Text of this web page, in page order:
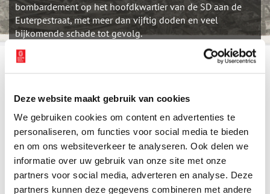
Deze website maakt gebruik van cookies
We gebruiken cookies om content en advertenties te
personaliseren, om functies voor social media te bieden
en om ons websiteverkeer te analyseren. Ook delen we
informatie over uw gebruik van onze site met onze
partners voor social media, adverteren en analyse. Deze
partners kunnen deze gegevens combineren met andere
bombardement op het hoofdkwartier van de SD aan de
Euterpestraat, met meer dan vijftig doden en veel
bijkomende schade tot gevolg.
In het oude gebouw van de Meisjes-HBS aan de Euterpestraat in
beruchte Sicherheitsdienst (SD) gevestigd. De Euterpestraat werd
hierdoor een begrip met een negatieve bijklank. Het was dan ook
een voor de hand liggend doelwit voor een geallieerd
bombardement op de hoofdstad. In november 1944 blies de
Britse luchtmacht (RAF) het gebouw op. Daarbij werd niet alleen
het gehate gebouw in de puin gelegd, maar was er sprake van
veel schade aan de omliggende panden. Meer dan vijftig mensen
kwamen bij het bombardement om het leven. Na de bevrijding